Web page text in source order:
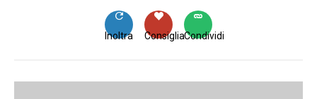
Condividi
Consiglia
Inoltra